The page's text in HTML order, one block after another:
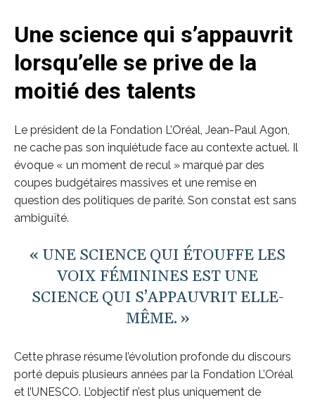
Une science qui s’appauvrit
lorsqu’elle se prive de la
moitié des talents
Le président de la Fondation L’Oréal, Jean-Paul Agon,
ne cache pas son inquiétude face au contexte actuel. Il
évoque « un moment de recul » marqué par des
coupes budgétaires massives et une remise en
question des politiques de parité. Son constat est sans
ambiguïté.
« UNE SCIENCE QUI ÉTOUFFE LES
VOIX FÉMININES EST UNE
SCIENCE QUI S’APPAUVRIT ELLE-
MÊME. »
Cette phrase résume l’évolution profonde du discours
porté depuis plusieurs années par la Fondation L’Oréal
et l’UNESCO. L’objectif n’est plus uniquement de